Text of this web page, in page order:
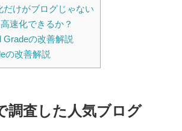
だけがブログじゃない
速化できるか？
Gradeの改善解説
の改善解説
調査した人気ブログ